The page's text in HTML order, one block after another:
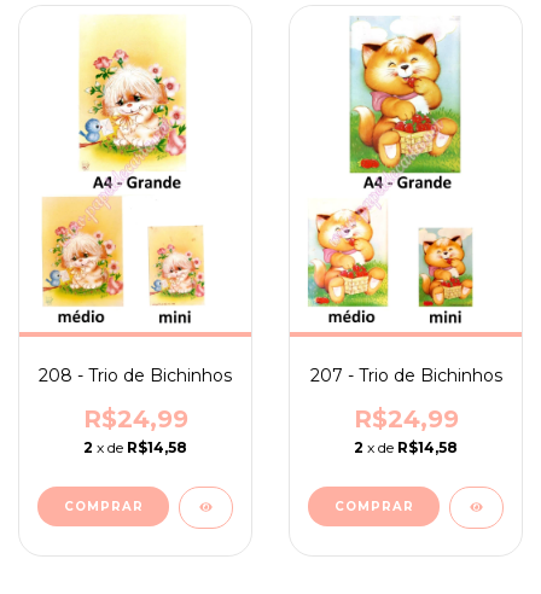
208 - Trio de Bichinhos
R$24,99
2 x de R$14,58
207 - Trio de Bichinhos
R$24,99
2 x de R$14,58